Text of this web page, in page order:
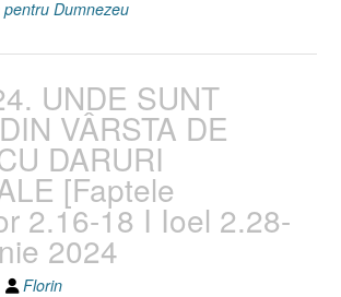
Dumnezeu
UNDE SUNT
VÂRSTA DE
DARURI
[Faptele
2.16-18 I Ioel 2.28-
2024
Florin